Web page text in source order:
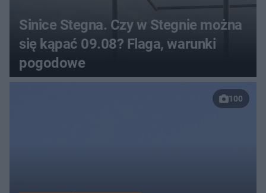
Sinice Stegna. Czy w Stegnie można
się kąpać 09.08? Flaga, warunki
pogodowe
100